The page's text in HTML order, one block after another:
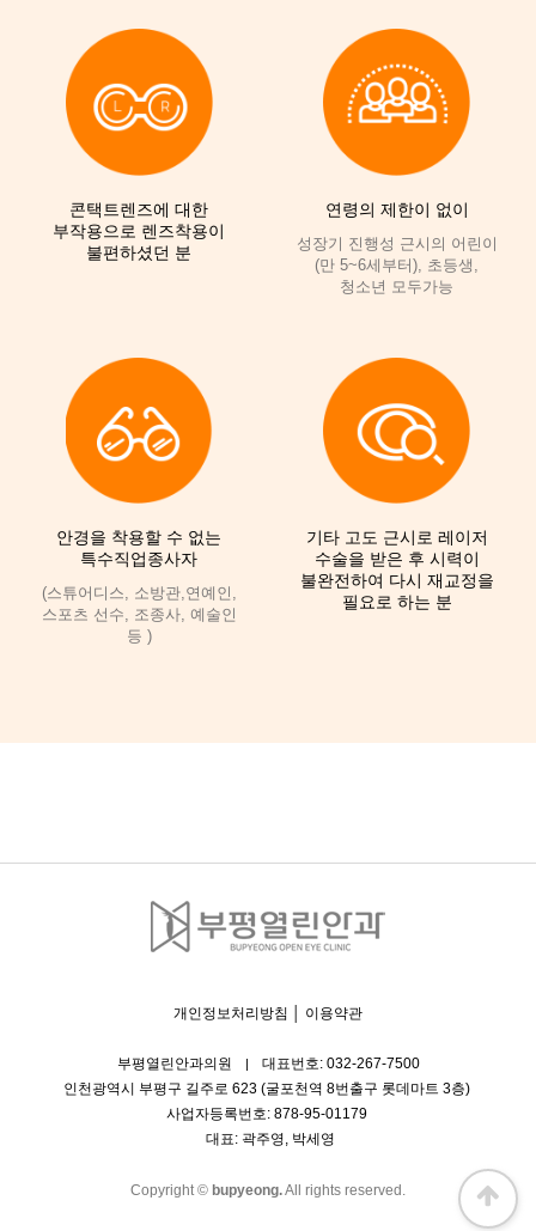
콘택트렌즈에 대한
부작용으로 렌즈착용이
불편하셨던 분
연령의 제한이 없이
성장기 진행성 근시의 어린이
(만 5~6세부터), 초등생,
청소년 모두가능
안경을 착용할 수 없는
특수직업종사자
(스튜어디스, 소방관,연예인,
스포츠 선수, 조종사, 예술인
등 )
기타 고도 근시로 레이저
수술을 받은 후 시력이
불완전하여 다시 재교정을
필요로 하는 분
개인정보처리방침 이용약관
부평열린안과의원 |
대표번호: 032-267-7500
인천광역시 부평구 길주로 623 (굴포천역 8번출구 롯데마트 3층)
사업자등록번호: 878-95-01179
대표: 곽주영, 박세영
Copyright © bupyeong.All rights reserved.